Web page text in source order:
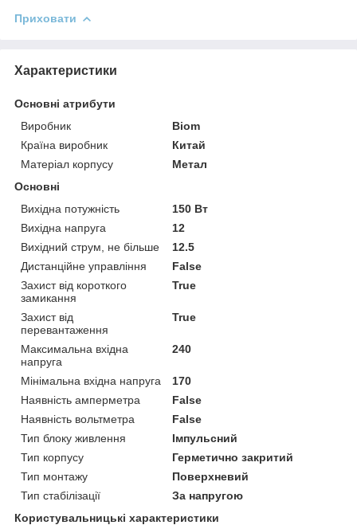
Приховати
Характеристики
Основні атрибути
Виробник
Biom
Країна виробник
Китай
Матеріал корпусу
Метал
Основні
Вихідна потужність
150 Вт
Вихідна напруга
12
Вихідний струм, не більше
12.5
Дистанційне управління
False
Захист від короткого
замикання
True
Захист від
перевантаження
True
Максимальна вхідна
напруга
240
Мінімальна вхідна напруга
170
Наявність амперметра
False
Наявність вольтметра
False
Тип блоку живлення
Імпульсний
Тип корпусу
Герметично закритий
Тип монтажу
Поверхневий
Тип стабілізації
За напругою
Користувальницькі характеристики